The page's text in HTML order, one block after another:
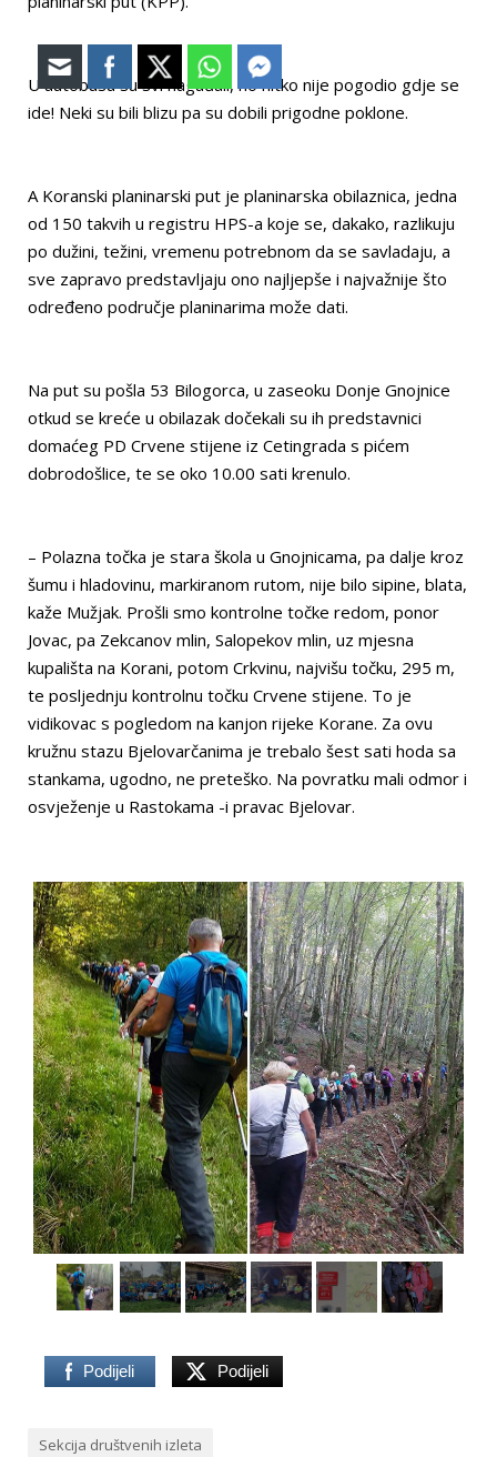
U autobusu su svi nagađali, no nitko nije pogodio gdje se
ide! Neki su bili blizu pa su dobili prigodne poklone.
A Koranski planinarski put je planinarska obilaznica, jedna
od 150 takvih u registru HPS-a koje se, dakako, razlikuju
po dužini, težini, vremenu potrebnom da se savladaju, a
sve zapravo predstavljaju ono najljepše i najvažnije što
određeno područje planinarima može dati.
Na put su pošla 53 Bilogorca, u zaseoku Donje Gnojnice
otkud se kreće u obilazak dočekali su ih predstavnici
domaćeg PD Crvene stijene iz Cetingrada s pićem
dobrodošlice, te se oko 10.00 sati krenulo.
– Polazna točka je stara škola u Gnojnicama, pa dalje kroz
šumu i hladovinu, markiranom rutom, nije bilo sipine, blata,
kaže Mužjak. Prošli smo kontrolne točke redom, ponor
Jovac, pa Zekcanov mlin, Salopekov mlin, uz mjesna
kupališta na Korani, potom Crkvinu, najvišu točku, 295 m,
te posljednju kontrolnu točku Crvene stijene. To je
vidikovac s pogledom na kanjon rijeke Korane. Za ovu
kružnu stazu Bjelovarčanima je trebalo šest sati hoda sa
stankama, ugodno, ne preteško. Na povratku mali odmor i
osvježenje u Rastokama -i pravac Bjelovar.
Podijeli Podijeli
Sekcija društvenih izleta